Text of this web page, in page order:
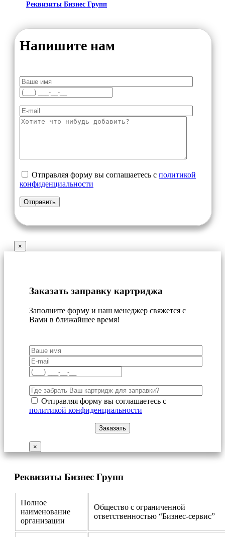
Реквизиты Бизнес Групп
Напишите нам
Отправляя форму вы соглашаетесь с политикой
конфиденциальности
×
Заказать заправку картриджа
Заполните форму и наш менеджер свяжется с
Вами в ближайшее время!
Отправляя форму вы соглашаетесь с
политикой конфиденциальности
×
Реквизиты Бизнес Групп
Полное
наименование
организации
Общество с ограниченной
ответственностью “Бизнес-сервис”